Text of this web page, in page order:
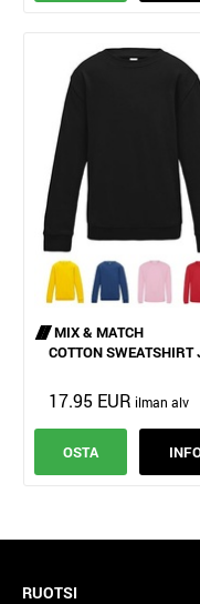
MIX & MATCH
COTTON SWEATSHIRT
17.95 EUR
OSTA
RUOTSI